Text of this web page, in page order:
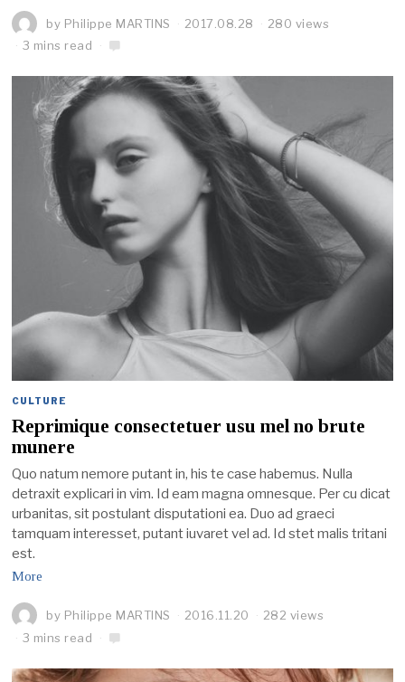
by Philippe MARTINS 2017.08.28
280 views
3 mins read
CULTURE
Reprimique consectetuer usu mel no brute
munere
Quo natum nemore putant in, his te case habemus. Nulla
detraxit explicari in vim. Id eam magna omnesque. Per cu dicat
urbanitas, sit postulant disputationi ea. Duo ad graeci
tamquam interesset, putant iuvaret vel ad. Id stet malis tritani
est.
More
by Philippe MARTINS 2016.11.20
282 views
3 mins read